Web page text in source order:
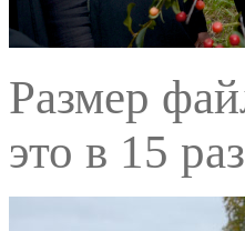
Размер
это в 15